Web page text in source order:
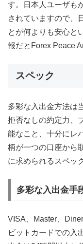
す。日本人ユーザも
されていますので、
とが何よりも安心と
報だとForex Peace
スペック
多彩な入出金方法は
拒否なしの約定力、
能なこと、十分にレ
柄が一つの口座から
に求められるスペッ
多彩な入出金手
VISA、Master、
ビットカードでの入